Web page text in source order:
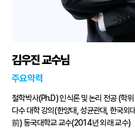
김우진 교수님
주요약력
철학박사(Ph.D) 인식론 및 논리 전공 (
다수 대학 강의(한양대, 성균관대, 한국외
前) 동국대학교 교수(2014년 외래 교수)